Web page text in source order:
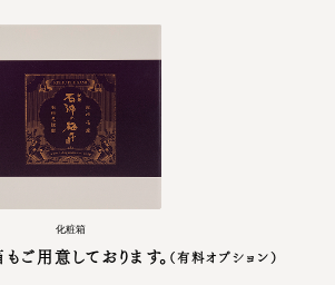
化粧箱
ご用意しております。 （有料オプション）